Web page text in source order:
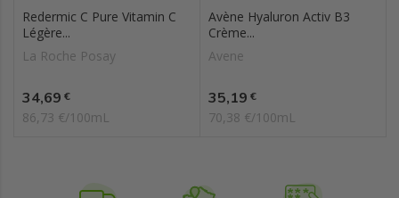
Redermic C Pure Vitamin C
Légère...
La Roche Posay
Prix
34,69 €
86,73 €/100mL
Avène Hyaluron Activ B3
Crème...
Avene
Prix
35,19 €
70,38 €/100mL